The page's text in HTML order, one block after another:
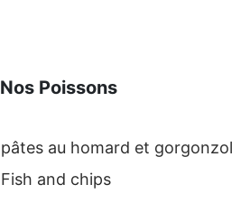
Nos Poissons
pâtes au homard et
Fish and chips